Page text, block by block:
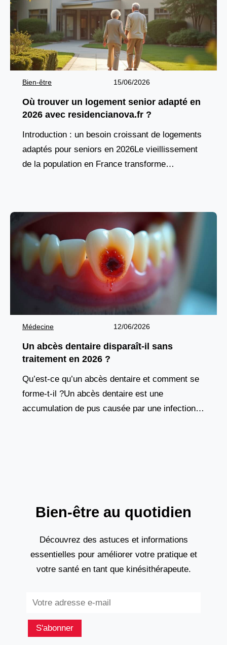
Bien-être 15/06/2026
Où trouver un logement senior adapté en
2026 avec residencianova.fr ?
Introduction : un besoin croissant de logements
adaptés pour seniors en 2026Le vieillissement
de la population en France transforme
Médecine 12/06/2026
Un abcès dentaire disparaît-il sans
traitement en 2026 ?
Qu’est-ce qu’un abcès dentaire et comment se
forme-t-il ?Un abcès dentaire est une
accumulation de pus causée par une infection
Bien-être au quotidien
Découvrez des astuces et informations
essentielles pour améliorer votre pratique et
votre santé en tant que kinésithérapeute.
S'abonner